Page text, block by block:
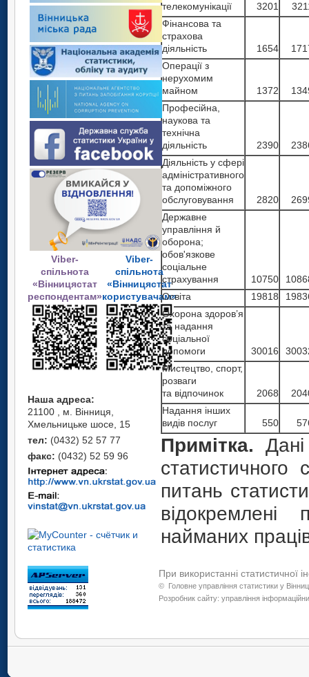
Viber-
спільнота
«Вінницястат
респондентам»
Viber-
спільнота
«Вінницястат
користувачам»
Наша адреса:
21100 , м. Вінниця,
Хмельницьке шосе, 15
тел: (0432) 52 57 77
факс: (0432) 52 59 96
телекомунікації
3201
Фінансова та
страхова
діяльність
1654
Операції з
нерухомим
майном
1372
Професійна,
наукова та
технічна
діяльність
2390
Діяльність у сфері
адміністративного
та допоміжного
обслуговування
2820
Державне
управління й
оборона;
обов'язкове
соціальне
страхування
10750
Освіта
19818
Охорона здоров’я
та надання
соціальної
допомоги
30016
Мистецтво, спорт,
розваги
та відпочинок
2068
Надання інших
видів послуг
550
Примітка.
статистичного
питань
відокремлені
найманих
При використанні статистичної
© Головне управління статистики у
Розробник сайту: управління